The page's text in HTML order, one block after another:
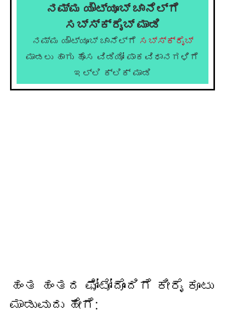
ನಮ್ಮ ಯೌಟ್ಯೂಬ್ ಚಾನೆಲ್ಗೆ
ಸಬ್ಸ್ಕ್ರೈಬ್ ಮಾಡಿ
ನಮ್ಮ ಯೌಟ್ಯೂಬ್ ಚಾನೆಲ್ಗೆ ಸಬ್ಸ್ಕ್ರೈಬ್
ಮಾಡಲು ಹಾಗು ಹೊಸ ವಿಡಿಯೋ ಪಾಕವಿಧಾನಗಳಿಗೆ
ಇಲ್ಲಿ ಕ್ಲಿಕ್ ಮಾಡಿ
ಹಂತ ಹಂತದ ಫೋಟೋದೊಂದಿಗೆ ಕೀರೈ ಕೂಟು
ಮಾಡುವುದು ಹೇಗೆ: